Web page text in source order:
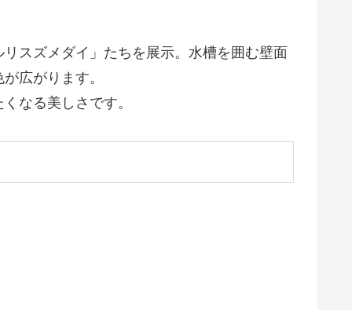
スズメダイ」たちを展示。水槽を囲む壁面
広がります。
なる美しさです。